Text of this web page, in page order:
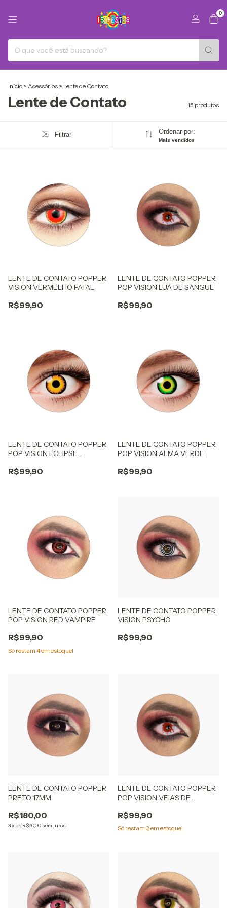
0
Início > Acessórios > Lente de Contato
Lente de Contato 15 produtos
Filtrar Ordenar por:
Mais vendidos
LENTE DE CONTATO POPPER
VISION VERMELHO FATAL
R$99,90
LENTE DE CONTATO POPPER
POP VISION LUA DE SANGUE
R$99,90
LENTE DE CONTATO POPPER
POP VISION ECLIPSE
R$99,90
LENTE DE CONTATO POPPER
POP VISION ALMA VERDE
R$99,90
LENTE DE CONTATO POPPER
POP VISION RED VAMPIRE
R$99,90
Só restam 4em estoque!
LENTE DE CONTATO POPPER
VISION PSYCHO
R$99,90
LENTE DE CONTATO POPPER
PRETO 17MM
R$180,00
3x de R$60,00 sem juros
LENTE DE CONTATO POPPER
POP VISION VEIAS DE
R$99,90
Só restam 2em estoque!